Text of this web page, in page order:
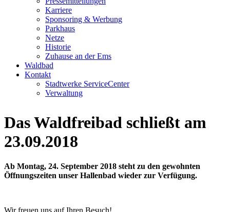
Karriere
Sponsoring & Werbung
Parkhaus
Netze
Historie
Zuhause an der Ems
Waldbad
Kontakt
Stadtwerke ServiceCenter
Verwaltung
Das Waldfreibad schließt am
23.09.2018
Ab Montag, 24. September 2018 steht zu den gewohnten
Öffnungszeiten unser Hallenbad wieder zur Verfügung.